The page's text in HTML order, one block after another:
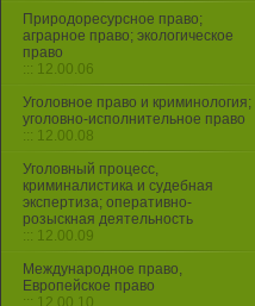
Природоресурсное право;
аграрное право; экологическое
право
::: 12.00.06
Уголовное право и криминология;
уголовно-исполнительное право
::: 12.00.08
Уголовный процесс,
криминалистика и судебная
экспертиза; оперативно-
розыскная деятельность
::: 12.00.09
Международное право,
Европейское право
::: 12.00.10